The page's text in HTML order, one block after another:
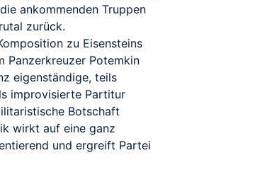
ankommenden Truppen
zurück.
zu Eisensteins
Panzerkreuzer Potemkin
eigenständige, teils
improvisierte Partitur
Botschaft
wirkt auf eine ganz
und ergreift Partei